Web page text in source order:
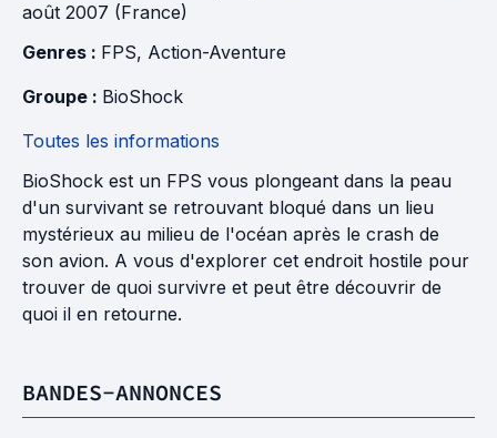
août 2007 (France)
Genres : FPS, Action-Aventure
Groupe : BioShock
Toutes les informations
BioShock est un FPS vous plongeant dans la peau
d'un survivant se retrouvant bloqué dans un lieu
mystérieux au milieu de l'océan après le crash de
son avion. A vous d'explorer cet endroit hostile pour
trouver de quoi survivre et peut être découvrir de
quoi il en retourne.
BANDES-ANNONCES